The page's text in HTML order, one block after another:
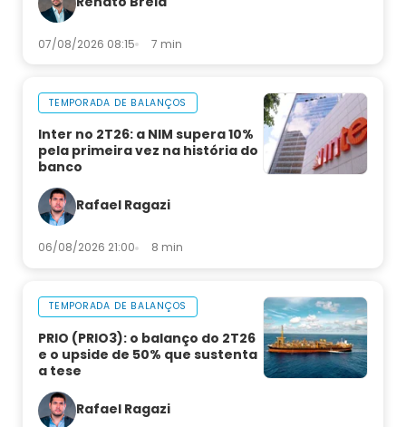
07/08/2026 08:15 7 min
TEMPORADA DE BALANÇOS
Inter no 2T26: a NIM supera 10%
pela primeira vez na história do
banco
Rafael Ragazi
06/08/2026 21:00 8 min
TEMPORADA DE BALANÇOS
PRIO (PRIO3): o balanço do 2T26
e o upside de 50% que sustenta
a tese
Rafael Ragazi